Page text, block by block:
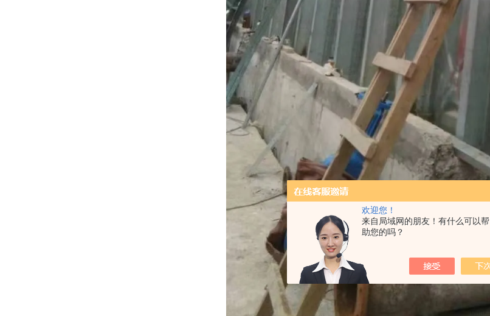
欢迎您！
来自局域网的朋友！有什么可以帮
助您的吗？